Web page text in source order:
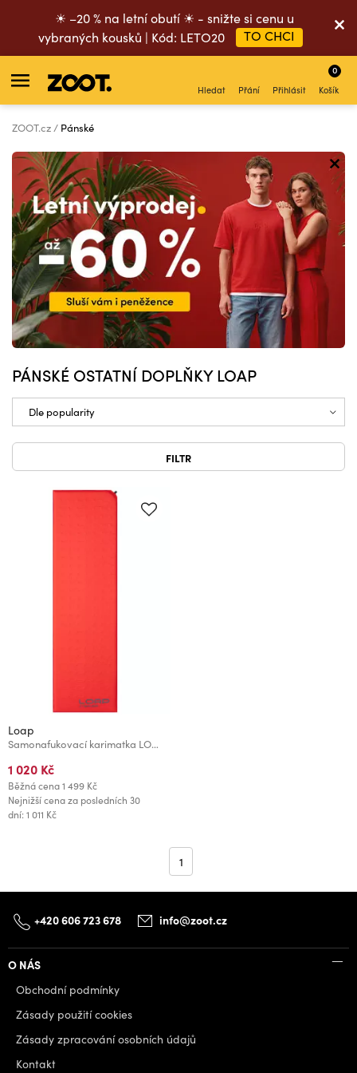
☀ –20 % na letní obutí ☀ - snižte si cenu u
vybraných kousků | Kód: LETO20
TO CHCI
Hledat Přání Přihlásit Košík
0
ZOOT.cz Pánské
PÁNSKÉ OSTATNÍ DOPLŇKY LOAP
FILTR
Loap
Samonafukovací karimatka LOAP STEAMER Červená
1 020 Kč
Běžná cena1 499 Kč
Nejnižší cena za posledních 30
dní: 1 011 Kč
1
+420 606 723 678 info@zoot.cz
O NÁS
Obchodní podmínky
Zásady použití cookies
Zásady zpracování osobních údajů
Kontakt